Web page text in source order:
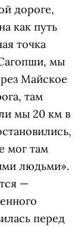
дороге,
как путь
точка
мы
Майское
там
мы 20 км в
мог там
людьми».
—
перед